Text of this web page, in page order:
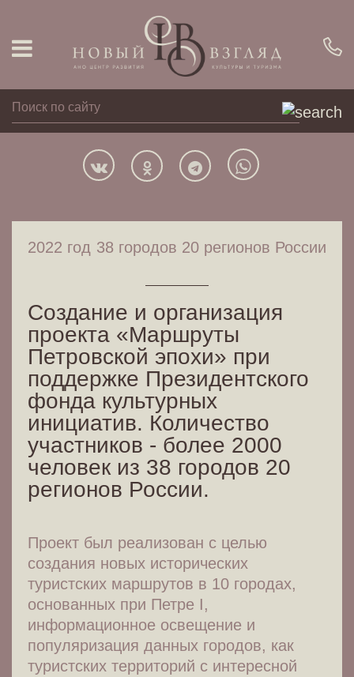
2022 год 38 городов 20 регионов России
Создание и организация
проекта «Маршруты
Петровской эпохи» при
поддержке Президентского
фонда культурных
инициатив. Количество
участников - более 2000
человек из 38 городов 20
регионов России.
Проект был реализован с целью
создания новых исторических
туристских маршрутов в 10 городах,
основанных при Петре I,
информационное освещение и
популяризация данных городов, как
туристских территорий с интересной